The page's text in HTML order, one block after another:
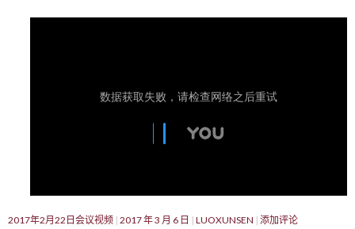
2017年2月22日会议视频 2017 年 3 月 6 日 LUOXUNSEN 添加评论